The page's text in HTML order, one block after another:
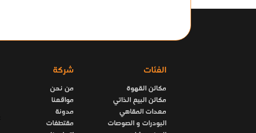
الفئات
مكائن القهوة
مكائن البيع الذاتي
معدات المقاهي
البودرات و الصوصات
شركة
من نحن
مواقعنا
مدونة
مقتطفات